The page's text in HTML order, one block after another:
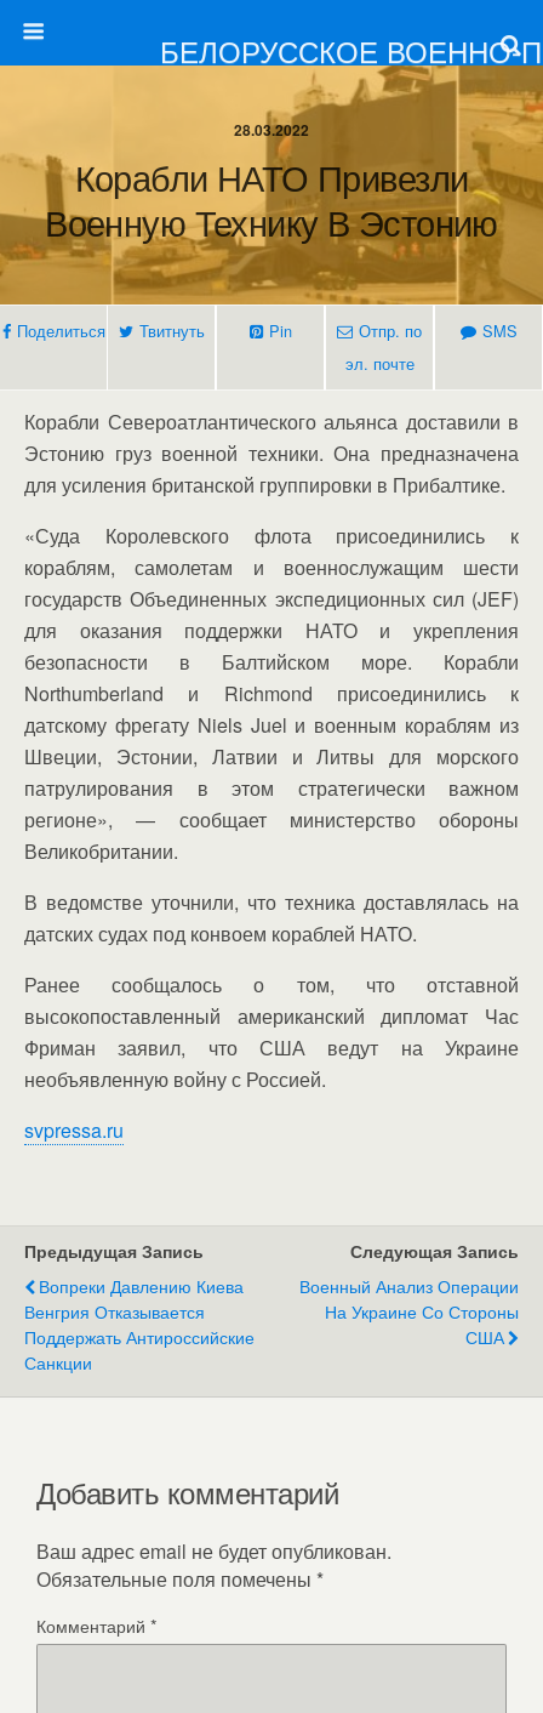
БЕЛОРУССКОЕ ВОЕННО-
28.03.2022
Корабли НАТО Привезли
Военную Технику В Эстонию
Поделиться Твитнуть Pin
Отпр. по
эл. почте
SMS
Корабли Североатлантического альянса доставили в
Эстонию груз военной техники. Она предназначена
для усиления британской группировки в Прибалтике.
«Суда Королевского флота присоединились к
кораблям, самолетам и военнослужащим шести
государств Объединенных экспедиционных сил (JEF)
для оказания поддержки НАТО и укрепления
безопасности в Балтийском море. Корабли
Northumberland и Richmond присоединились к
датскому фрегату Niels Juel и военным кораблям из
Швеции, Эстонии, Латвии и Литвы для морского
патрулирования в этом стратегически важном
регионе», — сообщает министерство обороны
Великобритании.
В ведомстве уточнили, что техника доставлялась на
датских судах под конвоем кораблей НАТО.
Ранее сообщалось о том, что отставной
высокопоставленный американский дипломат Час
Фриман заявил, что США ведут на Украине
необъявленную войну с Россией.
svpressa.ru
Предыдущая Запись
Вопреки Давлению Киева
Венгрия Отказывается
Поддержать Антироссийские
Санкции
Следующая Запись
Военный Анализ Операции
На Украине Со Стороны
США
Добавить комментарий
Ваш адрес email не будет опубликован.
Обязательные поля помечены *
Комментарий *